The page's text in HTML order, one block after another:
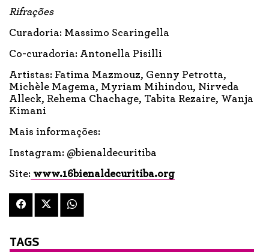
Rifrações
Curadoria: Massimo Scaringella
Co-curadoria: Antonella Pisilli
Artistas: Fatima Mazmouz, Genny Petrotta,
Michèle Magema, Myriam Mihindou, Nirveda
Alleck, Rehema Chachage, Tabita Rezaire, Wanja
Kimani
Mais informações:
Instagram: @bienaldecuritiba
Site: www.16bienaldecuritiba.org
TAGS